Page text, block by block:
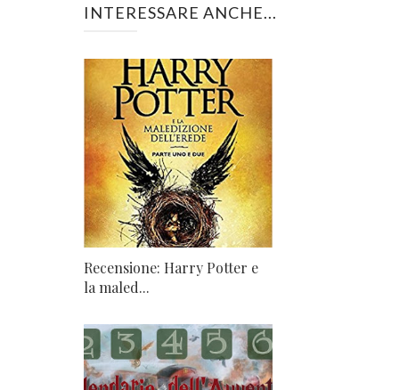
INTERESSARE ANCHE...
Recensione: Harry Potter e
la maled...